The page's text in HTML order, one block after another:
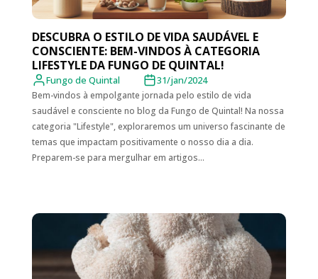
DESCUBRA O ESTILO DE VIDA SAUDÁVEL E
CONSCIENTE: BEM-VINDOS À CATEGORIA
LIFESTYLE DA FUNGO DE QUINTAL!
Fungo de Quintal 31/jan/2024
Bem-vindos à empolgante jornada pelo estilo de vida
saudável e consciente no blog da Fungo de Quintal! Na nossa
categoria "Lifestyle", exploraremos um universo fascinante de
temas que impactam positivamente o nosso dia a dia.
Preparem-se para mergulhar em artigos...